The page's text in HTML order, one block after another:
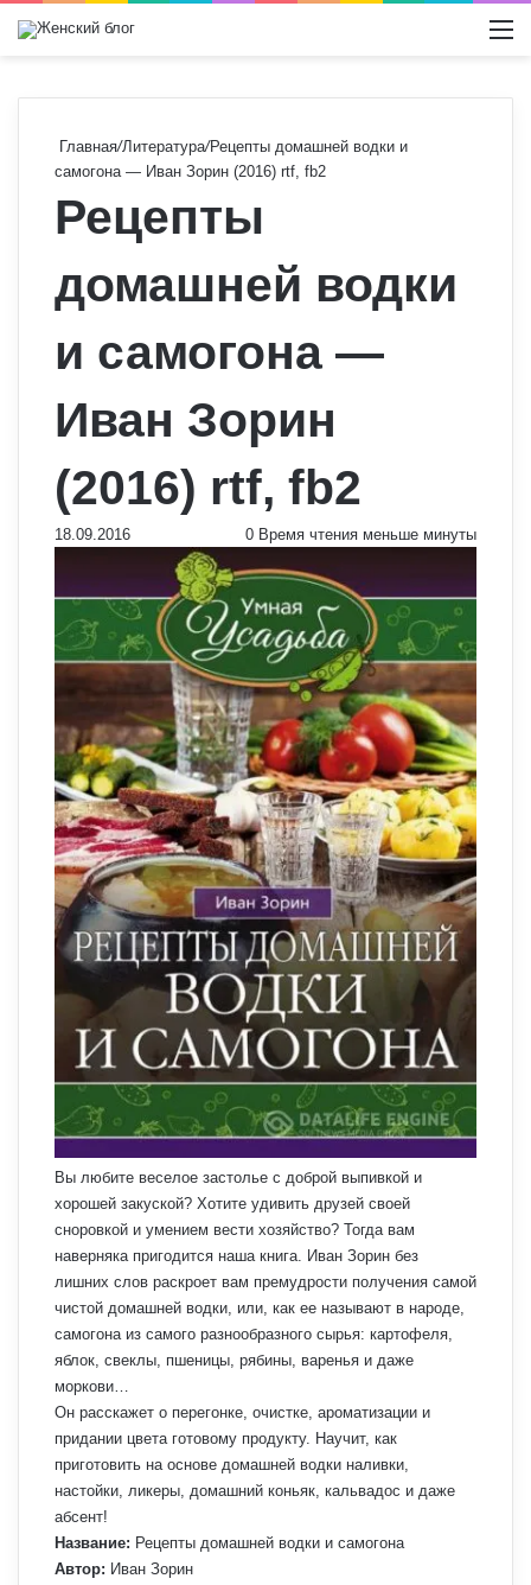
Главная/Литература/Рецепты домашней водки и
самогона — Иван Зорин (2016) rtf, fb2
Рецепты
домашней водки
и самогона —
Иван Зорин
(2016) rtf, fb2
18.09.2016 0 Время чтения меньше минуты
Вы любите веселое застолье с доброй выпивкой и
хорошей закуской? Хотите удивить друзей своей
сноровкой и умением вести хозяйство? Тогда вам
наверняка пригодится наша книга. Иван Зорин без
лишних слов раскроет вам премудрости получения самой
чистой домашней водки, или, как ее называют в народе,
самогона из самого разнообразного сырья: картофеля,
яблок, свеклы, пшеницы, рябины, варенья и даже
моркови…
Он расскажет о перегонке, очистке, ароматизации и
придании цвета готовому продукту. Научит, как
приготовить на основе домашней водки наливки,
настойки, ликеры, домашний коньяк, кальвадос и даже
абсент!
Название: Рецепты домашней водки и самогона
Автор: Иван Зорин